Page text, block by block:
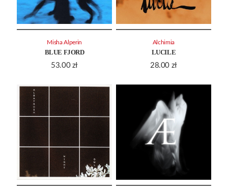
BLUE FJORD
53.00 zł
Misha Alperin
LUCILE
28.00 zł
Alchimia